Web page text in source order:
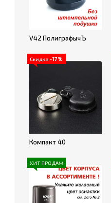
V42 ПолиграфычЪ
Скидка -17%
Компакт 40
ХИТ ПРОДАЖ